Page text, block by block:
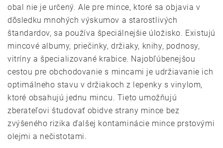
obal nie je určený. Ale pre mince, ktoré sa objavia v
dôsledku mnohých výskumov a starostlivých
štandardov, sa používa špeciálnejšie úložisko. Existujú
mincové albumy, priečinky, držiaky, knihy, podnosy,
vitríny a špecializované krabice. Najobľúbenejšou
cestou pre obchodovanie s mincami je udržiavanie ich
optimálneho stavu v držiakoch z lepenky s vinylom,
ktoré obsahujú jednu mincu. Tieto umožňujú
zberateľovi študovať obidve strany mince bez
zvýšeného rizika ďalšej kontaminácie mince prstovými
olejmi a nečistotami.